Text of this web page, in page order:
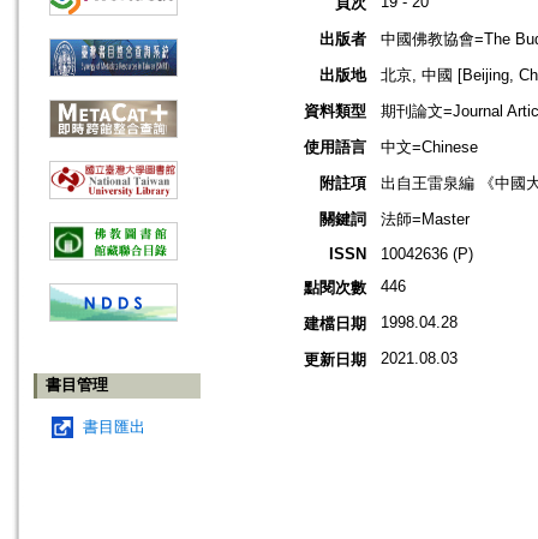
書目管理
書目匯出
出版者
中國佛教協會=The
出版地
北京, 中國 [Beijing,
資料類型
期刊論文=Journal
使用語言
中文=Chinese
附註項
出自王雷泉編 《中國
關鍵詞
法師=Master
ISSN
10042636 (P)
點閱次數
446
建檔日期 1998.04.28
更新日期 2021.08.03